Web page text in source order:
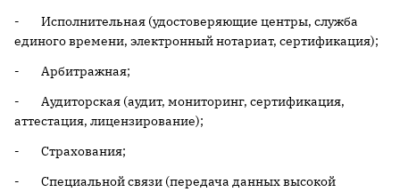
- Исполнительная (удостоверяющие центры, служба
единого времени, электронный нотариат, сертификация);
- Арбитражная;
- Аудиторская (аудит, мониторинг, сертификация,
аттестация, лицензирование);
- Страхования;
- Специальной связи (передача данных высокой